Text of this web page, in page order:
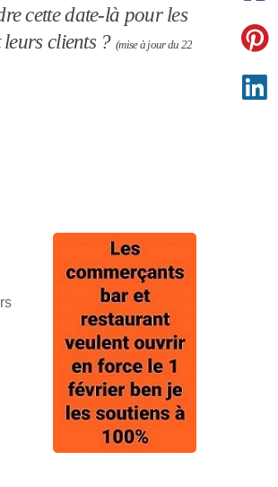
cette date-là pour les
clients ? (mise à jour du 22